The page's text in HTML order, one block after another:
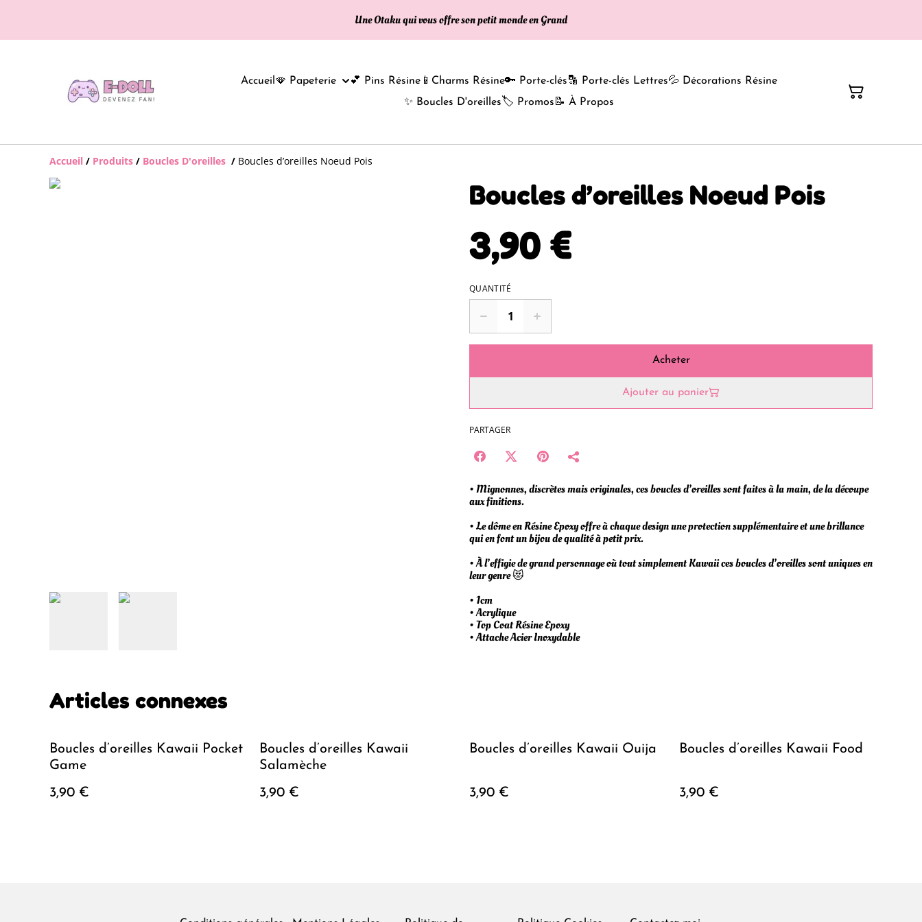
Une Otaku qui vous offre son petit monde en Grand
Accueil 🪭 Papeterie 💕 Pins Résine 📱Charms Résine🔑 Porte-clés🔡 Porte-clés Lettres💦 Décorations Résine
✨ Boucles D'oreilles 🏷️ Promos 📝 À Propos
Accueil / Produits / Boucles D'oreilles / Boucles d’oreilles Noeud Pois
Boucles d’oreilles Noeud Pois
3,90 €
QUANTITÉ
Acheter
Ajouter au panier
PARTAGER
• Mignonnes, discrètes mais originales, ces boucles d’oreilles sont faites à la main, de la découpe
aux finitions.
• Le dôme en Résine Epoxy offre à chaque design une protection supplémentaire et une brillance
qui en font un bijou de qualité à petit prix.
• À l’effigie de grand personnage où tout simplement Kawaii ces boucles d’oreilles sont uniques en
leur genre 😻
• 1cm
• Acrylique
• Top Coat Résine Epoxy
• Attache Acier Inoxydable
Articles connexes
Boucles d’oreilles Kawaii Pocket
Game
3,90 €
Boucles d’oreilles Kawaii
Salamèche
3,90 €
Boucles d’oreilles Kawaii Ouija
3,90 €
Boucles d’oreilles Kawaii Food
3,90 €